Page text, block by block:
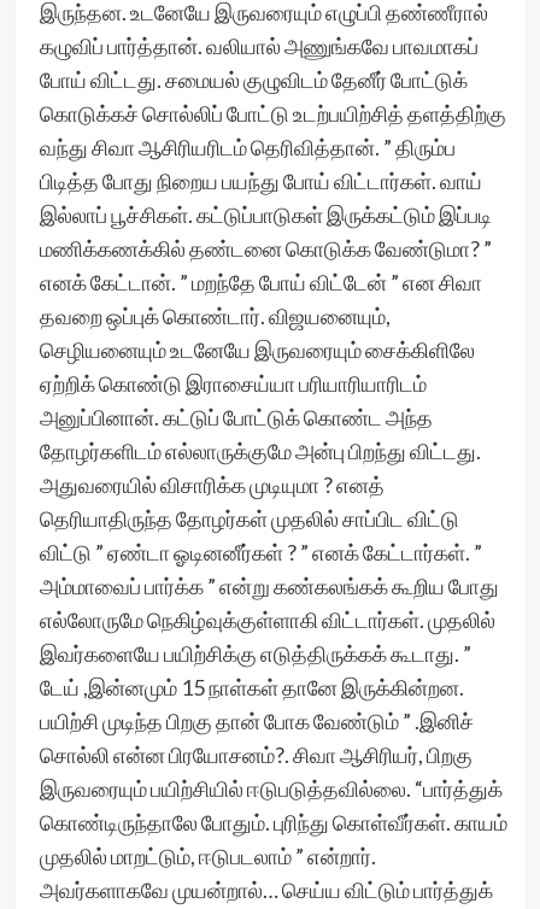
இருந்தன. உடனேயே இருவரையும் எழுப்பி தண்ணீரால்
கழுவிப் பார்த்தான். வலியால் அணுங்கவே பாவமாகப்
போய் விட்டது. சமையல் குழுவிடம் தேனீர் போட்டுக்
கொடுக்கச் சொல்லிப் போட்டு உடற்பயிற்சித் தளத்திற்கு
வந்து சிவா ஆசிரியரிடம் தெரிவித்தான். ” திரும்ப
பிடித்த போது நிறைய பயந்து போய் விட்டார்கள். வாய்
இல்லாப் பூச்சிகள். கட்டுப்பாடுகள் இருக்கட்டும் இப்படி
மணிக்கணக்கில் தண்டனை கொடுக்க வேண்டுமா? ”
எனக் கேட்டான். ” மறந்தே போய் விட்டேன் ” என சிவா
தவறை ஒப்புக் கொண்டார். விஜயனையும்,
செழியனையும் உடனேயே இருவரையும் சைக்கிளிலே
ஏற்றிக் கொண்டு இராசைய்யா பரியாரியாரிடம்
அனுப்பினான். கட்டுப் போட்டுக் கொண்ட அந்த
தோழர்களிடம் எல்லாருக்குமே அன்பு பிறந்து விட்டது.
அதுவரையில் விசாரிக்க முடியுமா ? எனத்
தெரியாதிருந்த தோழர்கள் முதலில் சாப்பிட விட்டு
விட்டு ” ஏண்டா ஓடினனீர்கள் ? ” எனக் கேட்டார்கள். ”
அம்மாவைப் பார்க்க ” என்று கண்கலங்கக் கூறிய போது
எல்லோருமே நெகிழ்வுக்குள்ளாகி விட்டார்கள். முதலில்
இவர்களையே பயிற்சிக்கு எடுத்திருக்கக் கூடாது. ”
டேய் ,இன்னமும் 15 நாள்கள் தானே இருக்கின்றன.
பயிற்சி முடிந்த பிறகு தான் போக வேண்டும் ” .இனிச்
சொல்லி என்ன பிரயோசனம்?. சிவா ஆசிரியர், பிறகு
இருவரையும் பயிற்சியில் ஈடுபடுத்தவில்லை. “பார்த்துக்
கொண்டிருந்தாலே போதும். புரிந்து கொள்வீர்கள். காயம்
முதலில் மாறட்டும், ஈடுபடலாம் ” என்றார்.
அவர்களாகவே முயன்றால்… செய்ய விட்டும் பார்த்துக்